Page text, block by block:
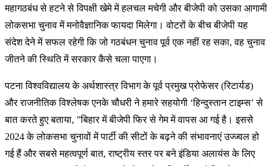
महागठबंध से हटने से विपक्षी खेमे में हलचल मचेगी और बीजेपी को उसका आगामी
लोकसभा चुनाव में मनोवैज्ञानिक फायदा मिलेगा। वोटरों के बीच बीजेपी यह
संदेश देने में सफल रहेगी कि जो गठबंधन चुनाव पूर्व एक नहीं रह सका, वह चुनाव
जीतने की स्थिति में सरकार कैसे चला पाएगा।
पटना विश्वविद्यालय के अर्थशास्त्र विभाग के पूर्व प्रमुख प्रोफेसर (रिटार्यड)
और राजनीतिक विश्लेषक एनके चौधरी ने हमारे सहयोगी ‘हिन्दुस्तान टाइम्स’ से
बात करते हुए बताया, ”बिहार में बीजेपी फिर से गेम में वापस आ गई है। इससे
2024 के लोकसभा चुनावों में पार्टी की सीटों के बढ़ने की संभावनाएं उज्ज्वल हो
गई हैं और सबसे महत्वपूर्ण बात, राष्ट्रीय स्तर पर बने इंडिया अलायंस के लिए